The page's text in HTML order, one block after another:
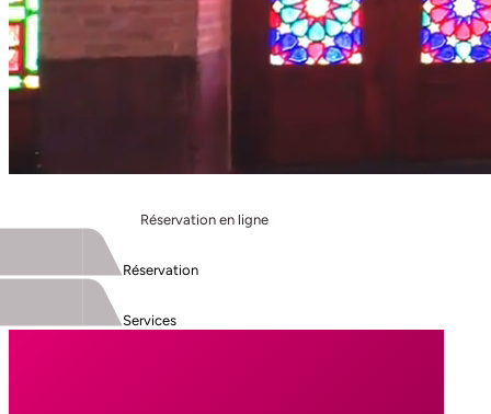
Réservation en ligne
Réservation
Services